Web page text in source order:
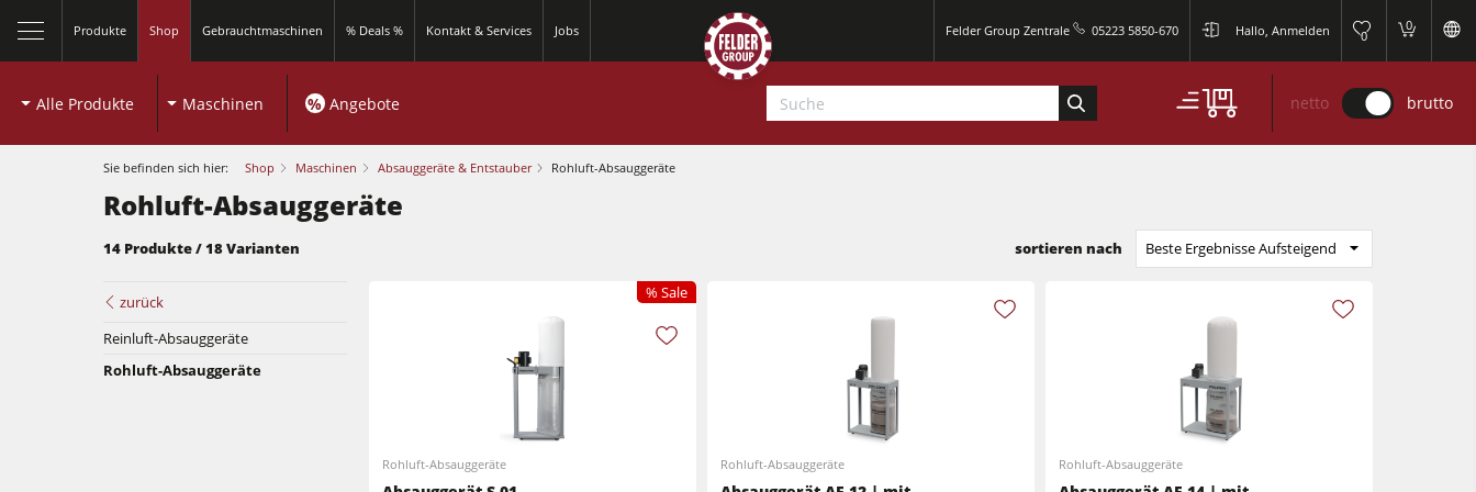
Produkte Shop Gebrauchtmaschinen % Deals % Kontakt & Services Jobs Felder Group Zentrale 05223 5850-670 Hallo, Anmelden 0
0
Kreissägen und Formatkreissägen
Alle Produkte Maschinen % Angebote netto brutto
Sie befinden sich hier: Shop Maschinen Absauggeräte & Entstauber Rohluft-Absauggeräte
Rohluft-Absauggeräte
14 Produkte / 18 Varianten sortieren nach Beste Ergebnisse Aufsteigend
zurück
Reinluft-Absauggeräte
Rohluft-Absauggeräte
% Sale
Rohluft-Absauggeräte Rohluft-Absauggeräte Rohluft-Absauggeräte